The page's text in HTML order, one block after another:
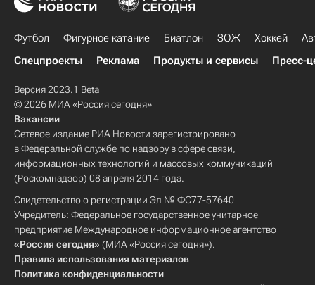
Футбол Фигурное катание Биатлон ЗОЖ Хоккей
Спецпроекты
Реклама Продукты и сервисы Пресс-
Версия 2023.1 Beta
© 2026 МИА «Россия сегодня»
Вакансии
Сетевое издание РИА Новости зарегистрировано
в Федеральной службе по надзору в сфере связи,
информационных технологий и массовых коммуникаций
(Роскомнадзор) 08 апреля 2014 года.
Свидетельство о регистрации Эл № ФС77-57640
Учредитель: Федеральное государственное унитарное
предприятие Международное информационное агентство
«Россия сегодня» (МИА «Россия сегодня»).
Правила использования материалов
Политика конфиденциальности